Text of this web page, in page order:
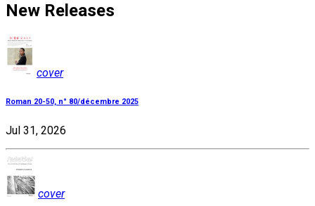
New Releases
cover
Roman 20-50, n° 80/décembre 2025
Jul 31, 2026
cover